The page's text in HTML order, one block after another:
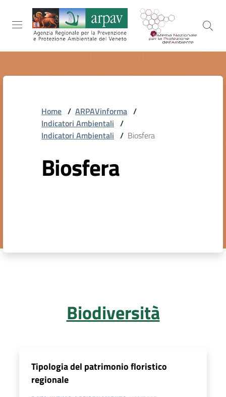
Salta al contenuto
Salta alla navigazione
Salta al footer
AMBIENTALI
TERRITORIO
Home / ARPAVinforma /
Indicatori Ambientali /
Indicatori Ambientali / Biosfera
Biosfera
Biodiversità
Tipologia del patrimonio floristico
regionale